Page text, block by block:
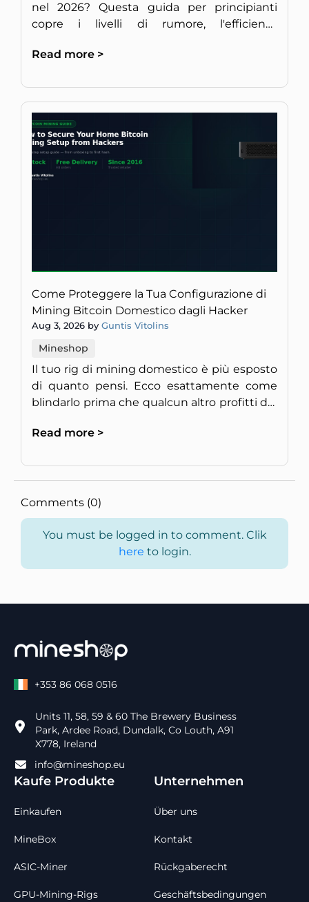
nel 2026? Questa guida per principianti
copre i livelli di rumore, l'efficienza
discreto in Europa.
Read more >
Come Proteggere la Tua Configurazione di
Mining Bitcoin Domestico dagli Hacker
Aug 3, 2026 by Guntis Vitolins
Mineshop
Il tuo rig di mining domestico è più esposto
di quanto pensi. Ecco esattamente come
blindarlo prima che qualcun altro profitti del
Read more >
Comments (0)
You must be logged in to comment. Clik
here to login.
+353 86 068 0516
Units 11, 58, 59 & 60 The Brewery Business
Park, Ardee Road, Dundalk, Co Louth, A91
X778, Ireland
info@mineshop.eu
Kaufe Produkte
Einkaufen
MineBox
ASIC-Miner
GPU-Mining-Rigs
Unternehmen
Über uns
Kontakt
Rückgaberecht
Geschäftsbedingungen